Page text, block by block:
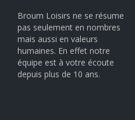
Broum Loisirs ne se résume
pas seulement en nombres
mais aussi en valeurs
humaines. En effet notre
équipe est à votre écoute
depuis plus de 10 ans.